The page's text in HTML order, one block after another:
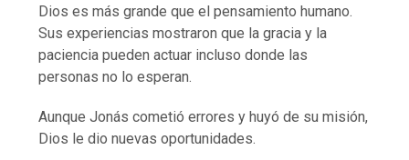
Dios es más grande que el pensamiento humano.
Sus experiencias mostraron que la gracia y la
paciencia pueden actuar incluso donde las
personas no lo esperan.
Aunque Jonás cometió errores y huyó de su misión,
Dios le dio nuevas oportunidades.